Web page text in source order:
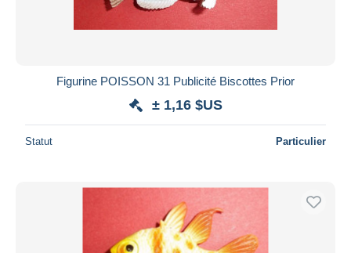
Figurine POISSON 31 Publicité Biscottes Prior
± 1,16 $US
Statut Particulier